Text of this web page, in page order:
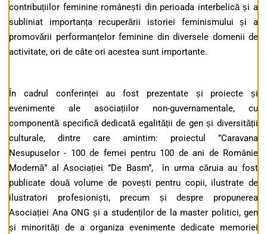
contribuțiilor feminine românești din perioada interbelică și a
subliniat importanța recuperării istoriei feminismului și a
promovării performanțelor feminine din diversele domenii de
activitate, ori de câte ori acestea sunt importante.
În cadrul conferinței au fost prezentate și proiecte și
evenimente ale asociațiilor non-guvernamentale, cu
componentă specifică dedicată egalității de gen și diversității
culturale, dintre care amintim: proiectul ”Caravana
Nesupuselor - 100 de femei pentru 100 de ani de Românie
Modernă” al Asociației ”De Basm”, în urma căruia au fost
publicate două volume de povești pentru copii, ilustrate de
ilustratori profesioniști, precum și despre propunerea
Asociației Ana ONG și a studenților de la master politici, gen
și minorități de a organiza evenimente dedicate memoriei